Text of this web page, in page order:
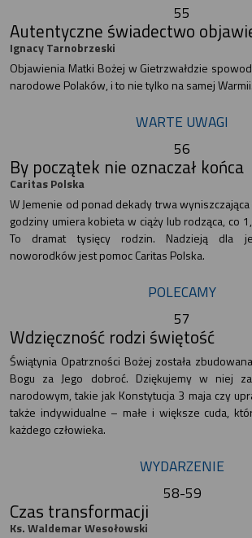
55
Autentyczne świadectwo
Ignacy Tarnobrzeski
Objawienia Matki Bożej w Gietrzwałdzie
narodowe Polaków, i to nie tylko na samej Warmii.
WARTE UWAGI
56
By początek nie oznaczał końca
Caritas Polska
W Jemenie od ponad dekady trwa
godziny umiera kobieta w ciąży lub rodząca, co
To dramat tysięcy rodzin. Nadzieją dla
noworodków jest pomoc Caritas Polska.
POLECAMY
57
Wdzięczność rodzi świętość
Świątynia Opatrzności Bożej została
Bogu za Jego dobroć. Dziękujemy w niej
narodowym, takie jak Konstytucja 3 maja czy
także indywidualne – małe i większe cuda,
każdego człowieka.
WYDARZENIE
58-59
Czas transformacji
Ks. Waldemar Wesołowski